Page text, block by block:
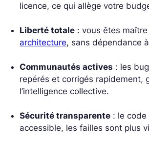
licence, ce qui allège votre
Liberté totale : vous êtes
architecture, sans dépendance
Communautés actives : les
repérés et corrigés rapidement,
l’intelligence collective.
Sécurité transparente : le
accessible, les failles sont plus